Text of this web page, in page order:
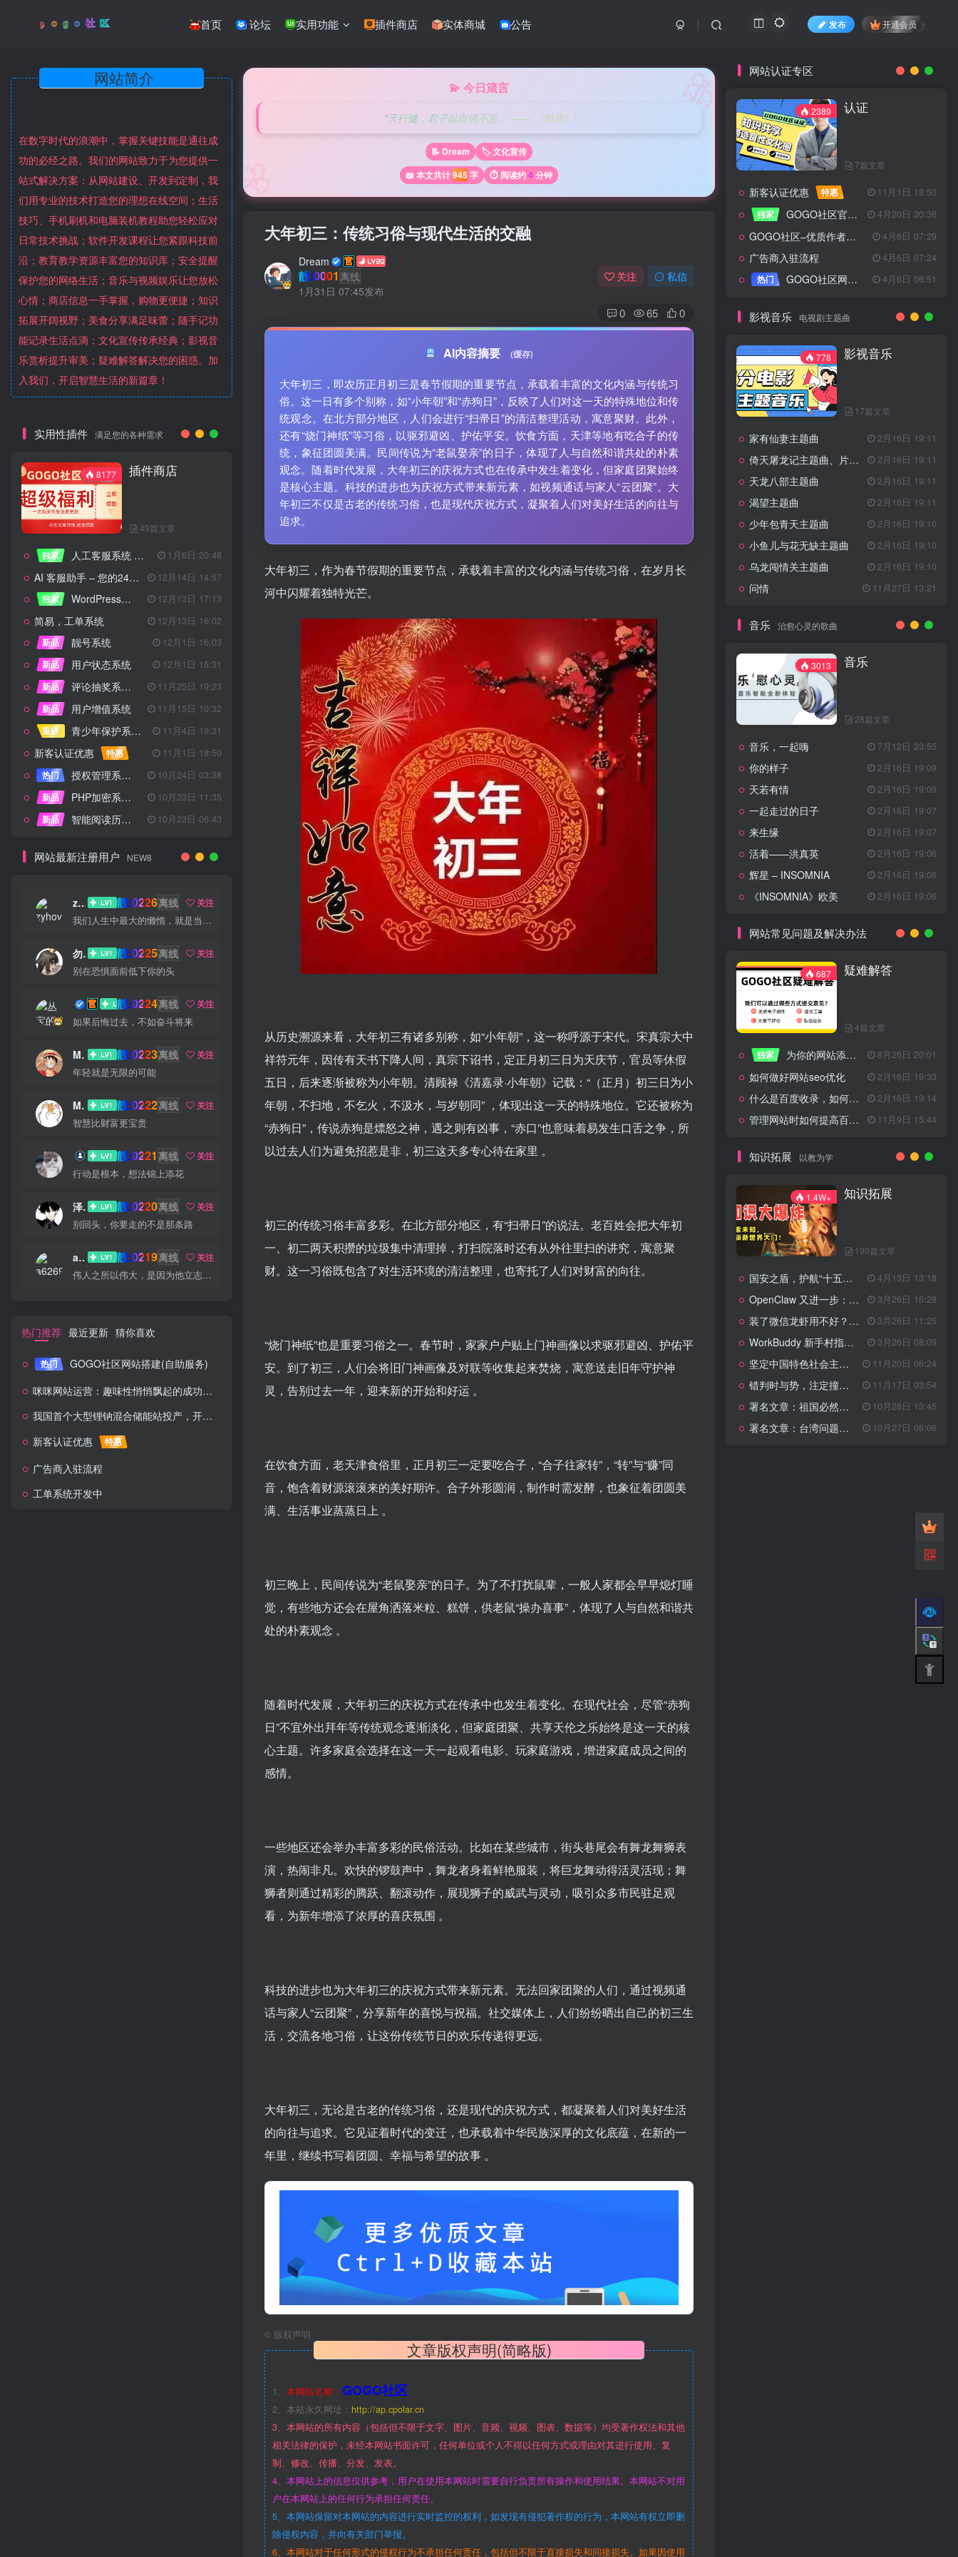
首页 论坛 实用功能 插件商店 实体商城 公告 发布 开通会员
在数字时代的浪潮中，掌握关键技能是通往成
功的必经之路。我们的网站致力于为您提供一
站式解决方案：从网站建设、开发到定制，我
们用专业的技术打造您的理想在线空间；生活
技巧、手机刷机和电脑装机教程助您轻松应对
日常技术挑战；软件开发课程让您紧跟科技前
沿；教育教学资源丰富您的知识库；安全提醒
保护您的网络生活；音乐与视频娱乐让您放松
心情；商店信息一手掌握，购物更便捷；知识
拓展开阔视野；美食分享满足味蕾；随手记功
能记录生活点滴；文化宣传传承经典；影视音
乐赏析提升审美；疑难解答解决您的困惑。加
入我们，开启智慧生活的新篇章！
实用性插件 满足您的各种需求
8177 插件商店
49篇文章
独家 人工客服系统 技术开发文档 1月6日 20:48
AI 客服助手 – 您的24/7智能客服专家
12月14日 14:57
独家
WordPress设备管理器插件 – 专业版 12月13日 17:13
简易，工单系统
12月13日 16:02
新品
靓号系统
12月1日 16:03
新品
用户状态系统
12月1日 15:31
新品
评论抽奖系统 – 完整功能详解
11月25日 19:23
新品
用户增值系统
11月15日 10:32
重磅
青少年保护系统 专为子比主题开发 11月4日 19:31
新客认证优惠 特惠
11月1日 18:50
热门
授权管理系统子比主题专版
10月24日 03:38
新品
PHP加密系统专业版
10月23日 11:35
新品
智能阅读历史系统 10月23日 06:43
网站最新注册用户 NEW8
zyhove 靓:0226离线
关注
我们人生中最大的懒惰，就是当我们明知自己拥有作出选择的能力，却不去主动改变而是放任它的生活态度
勿听 靓:0225离线
关注
别在恐惧面前低下你的头
丛宝 靓:0224离线
关注
如果后悔过去，不如奋斗将来
MS-康娃 靓:0223离线
关注
年轻就是无限的可能
Miss 先生 靓:0222离线
关注
智慧比财富更宝贵
猫小白 靓:0221 离线
关注
行动是根本，想法锦上添花
泽宇 靓:0220离线
关注
别回头，你要走的不是那条路
a626911 靓:0219离线
关注
伟人之所以伟大，是因为他立志要成为伟大的人
热门推荐 最近更新 猜你喜欢
热门
GOGO社区网站搭建(自助服务)
咪咪网站运营：趣味性悄悄飘起的成功风头
我国首个大型锂钠混合储能站投产，开启储能新时代
新客认证优惠
特惠
广告商入驻流程
工单系统开发中
🎀
🌸
💫 今日箴言
"天行健，君子以自强不息。 —— 《周易》"
📝 Dream
🏷️ 文化宣传
📖 本文共计945字 ⏱️ 阅读约4 分钟
大年初三：传统习俗与现代生活的交融
Dream
靓:0001 离线
1月31日 07:45发布
关注 私信
0 65 0
AI内容摘要 (缓存)
大年初三，即农历正月初三是春节假期的重要节点，承载着丰富的文化内涵与传统习
俗。这一日有多个别称，如“小年朝”和“赤狗日”，反映了人们对这一天的特殊地位和传
统观念。在北方部分地区，人们会进行“扫帚日”的清洁整理活动，寓意聚财。此外，
还有“烧门神纸”等习俗，以驱邪避凶、护佑平安。饮食方面，天津等地有吃合子的传
统，象征团圆美满。民间传说为“老鼠娶亲”的日子，体现了人与自然和谐共处的朴素
观念。随着时代发展，大年初三的庆祝方式也在传承中发生着变化，但家庭团聚始终
是核心主题。科技的进步也为庆祝方式带来新元素，如视频通话与家人“云团聚”。大
年初三不仅是古老的传统习俗，也是现代庆祝方式，凝聚着人们对美好生活的向往与
追求。
大年初三，作为春节假期的重要节点，承载着丰富的文化内涵与传统习俗，在岁月长
河中闪耀着独特光芒。
从历史溯源来看，大年初三有诸多别称，如“小年朝”，这一称呼源于宋代。宋真宗大中
祥符元年，因传有天书下降人间，真宗下诏书，定正月初三日为天庆节，官员等休假
五日，后来逐渐被称为小年朝。清顾禄《清嘉录·小年朝》记载：“（正月）初三日为小
年朝，不扫地，不乞火，不汲水，与岁朝同” ，体现出这一天的特殊地位。它还被称为
“赤狗日”，传说赤狗是熛怒之神，遇之则有凶事，“赤口”也意味着易发生口舌之争，所
以过去人们为避免招惹是非，初三这天多专心待在家里 。
初三的传统习俗丰富多彩。在北方部分地区，有“扫帚日”的说法。老百姓会把大年初
一、初二两天积攒的垃圾集中清理掉，打扫院落时还有从外往里扫的讲究，寓意聚
财。这一习俗既包含了对生活环境的清洁整理，也寄托了人们对财富的向往。
“烧门神纸”也是重要习俗之一。春节时，家家户户贴上门神画像以求驱邪避凶、护佑平
安。到了初三，人们会将旧门神画像及对联等收集起来焚烧，寓意送走旧年守护神
灵，告别过去一年，迎来新的开始和好运 。
在饮食方面，老天津食俗里，正月初三一定要吃合子，“合子往家转”，“转”与“赚”同
音，饱含着财源滚滚来的美好期许。合子外形圆润，制作时需发酵，也象征着团圆美
满、生活事业蒸蒸日上 。
初三晚上，民间传说为“老鼠娶亲”的日子。为了不打扰鼠辈，一般人家都会早早熄灯睡
觉，有些地方还会在屋角洒落米粒、糕饼，供老鼠“操办喜事”，体现了人与自然和谐共
处的朴素观念 。
随着时代发展，大年初三的庆祝方式在传承中也发生着变化。在现代社会，尽管“赤狗
日”不宜外出拜年等传统观念逐渐淡化，但家庭团聚、共享天伦之乐始终是这一天的核
心主题。许多家庭会选择在这一天一起观看电影、玩家庭游戏，增进家庭成员之间的
感情。
一些地区还会举办丰富多彩的民俗活动。比如在某些城市，街头巷尾会有舞龙舞狮表
演，热闹非凡。欢快的锣鼓声中，舞龙者身着鲜艳服装，将巨龙舞动得活灵活现；舞
狮者则通过精彩的腾跃、翻滚动作，展现狮子的威武与灵动，吸引众多市民驻足观
看，为新年增添了浓厚的喜庆氛围 。
科技的进步也为大年初三的庆祝方式带来新元素。无法回家团聚的人们，通过视频通
话与家人“云团聚”，分享新年的喜悦与祝福。社交媒体上，人们纷纷晒出自己的初三生
活，交流各地习俗，让这份传统节日的欢乐传递得更远。
大年初三，无论是古老的传统习俗，还是现代的庆祝方式，都凝聚着人们对美好生活
的向往与追求。它见证着时代的变迁，也承载着中华民族深厚的文化底蕴，在新的一
年里，继续书写着团圆、幸福与希望的故事 。
© 版权声明
文章版权声明(简略版)
1、 本网站名称： GOGO社区
2、本站永久网址： http://ap.cpolar.cn
3、本网站的所有内容（包括但不限于文字、图片、音频、视频、图表、数据等）均受著作权法和其他
相关法律的保护，未经本网站书面许可，任何单位或个人不得以任何方式或理由对其进行使用、复
制、修改、传播、分发、发表。
4、本网站上的信息仅供参考，用户在使用本网站时需要自行负责所有操作和使用结果。本网站不对用
户在本网站上的任何行为承担任何责任。
5、本网站保留对本网站的内容进行实时监控的权利，如发现有侵犯著作权的行为，本网站有权立即删
除侵权内容，并向有关部门举报。
6、本网站对于任何形式的侵权行为不承担任何责任，包括但不限于直接损失和间接损失。如果因使用
网站认证专区
2389 认证
7篇文章
新客认证优惠 特惠
11月1日 18:50
独家
GOGO社区官方成员认证 4月20日 20:36
GOGO社区–优质作者认证 4月6日 07:29
广告商入驻流程
4月6日 07:24
热门
GOGO社区网站搭建(自助服务) 4月6日 06:51
影视音乐 电视剧主题曲
778 影视音乐
17篇文章
家有仙妻主题曲 2月16日 19:11
倚天屠龙记主题曲、片头曲 2月16日 19:11
天龙八部主题曲 2月16日 19:11
渴望主题曲 2月16日 19:11
少年包青天主题曲 2月16日 19:10
小鱼儿与花无缺主题曲 2月16日 19:10
乌龙闯情关主题曲 2月16日 19:10
问情 11月27日 13:21
音乐 治愈心灵的歌曲
3013 音乐
28篇文章
音乐，一起嗨 7月12日 23:55
你的样子 2月16日 19:09
天若有情 2月16日 19:09
一起走过的日子 2月16日 19:07
来生缘 2月16日 19:07
活着——洪真英 2月16日 19:06
辉星 – INSOMNIA 2月16日 19:06
《INSOMNIA》欧美 2月16日 19:06
网站常见问题及解决办法
687 疑难解答
4篇文章
独家 为你的网站添加百度登录 8月26日 20:01
如何做好网站seo优化 2月16日 19:33
什么是百度收录，如何提高收录量？ 2月16日 19:14
管理网站时如何提高百度权重？ 11月9日 15:44
知识拓展 以教为学
1.4W+ 知识拓展
199篇文章
国安之盾，护航“十五五”新征程 4月13日 13:18
OpenClaw 又进一步：微信直连+安全检测+版本切换 3月26日 16:28
装了微信龙虾用不好？3步让你轻松指挥AI干活！ 3月26日 11:25
WorkBuddy 新手村指南：10 个核心技巧帮你解锁满级虾🦞！ 3月26日 08:09
坚定中国特色社会主义法治的政治定力 11月20日 06:24
错判时与势，注定撞南墙 11月17日 03:54
署名文章：祖国必然统一势不可挡 10月28日 13:45
署名文章：台湾问题的由来和性质 10月27日 06:06
新客认证优惠 特惠
11月1日 18:50
独家
GOGO社区官方成员认证
GOGO社区–优质作者认证
广告商入驻流程
4月6日 07:24
热门
GOGO社区网站搭建(自助服务) 4月6日 06:51
电视剧主题曲
影视音乐
17篇文章
家有仙妻主题曲 2月16日 19:11
倚天屠龙记主题曲、片头曲 2月16日 19:11
渴望主题曲
少年包青天主题曲
小鱼儿与花无缺主题曲
乌龙闯情关主题曲 2月16日 19:10
问情 11月27日 13:21
治愈心灵的歌曲
28篇文章
音乐，一起嗨 7月12日 23:55
你的样子 2月16日 19:09
一起走过的日子 2月16日 19:07
来生缘
活着——洪真英
辉星 – INSOMNIA 2月16日 19:06
《INSOMNIA》欧美 2月16日 19:06
疑难解答
4篇文章
独家 为你的网站添加百度登录
如何做好网站seo优化
什么是百度收录，如何提高收录量？ 2月16日 19:14
管理网站时如何提高百度权重？ 11月9日 15:44
以教为学
知识拓展
199篇文章
国安之盾，护航“十五五”新征程 4月13日 13:18
11月20日 06:24